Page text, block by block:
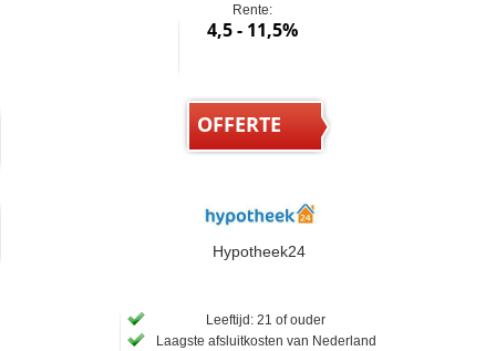
Rente:
4,5 - 11,5%
OFFERTE
Hypotheek24
Leeftijd: 21 of ouder
Laagste afsluitkosten van Nederland